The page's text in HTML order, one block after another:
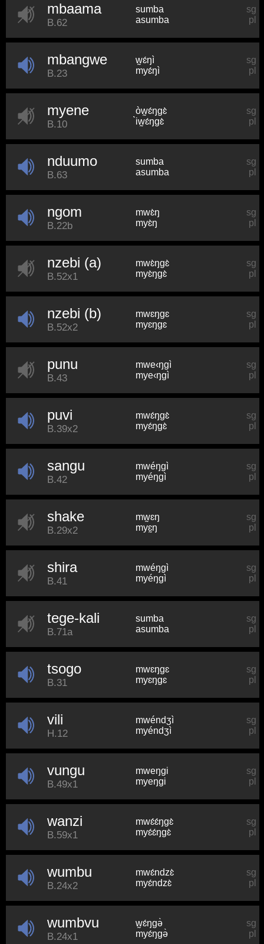
mbaama
B.62
sumba
sg
asumba
pl
mbangwe
B.23
w̰ɛ́ŋì
sg
myɛ́ŋì
pl
myene
B.10
òw̰ɛ́ŋɡɛ̀
sg
̀̀iw̰ɛ́ŋɡɛ̀
pl
nduumo
B.63
sumba
sg
asumba
pl
ngom
B.22b
mwɛ̀ŋ
sg
myɛ̀ŋ
pl
nzebi (a)
B.52x1
mwɛ̀ŋɡɛ̀
sg
myɛ̀ŋɡɛ̀
pl
nzebi (b)
B.52x2
mwɛŋɡɛ
sg
myɛŋɡɛ
pl
punu
B.43
mwe‹ŋɡì
sg
mye‹ŋɡì
pl
puvi
B.39x2
mwɛ́ŋɡɛ̀
sg
myɛ́ŋɡɛ̀
pl
sangu
B.42
mwéŋɡì
sg
myéŋɡì
pl
shake
B.29x2
mw̰ɛŋ
sg
myɛ̰ŋ
pl
shira
B.41
mwéŋɡì
sg
myéŋɡì
pl
tege-kali
B.71a
sumba
sg
asumba
pl
tsogo
B.31
mwɛŋɡɛ
sg
myɛŋɡɛ
pl
vili
H.12
mwéndʒì
sg
myéndʒì
pl
vungu
B.49x1
mweŋɡi
sg
myeŋɡi
pl
wanzi
B.59x1
mwɛ́ɛ́ŋɡɛ̀
sg
myɛ́ɛ́ŋɡɛ̀
pl
wumbu
B.24x2
mwɛ́ndzɛ̀
sg
myɛ́ndzɛ̀
pl
wumbvu
B.24x1
w̰ɛ́ŋɡə̀
sg
myɛ́ŋɡə̀
pl